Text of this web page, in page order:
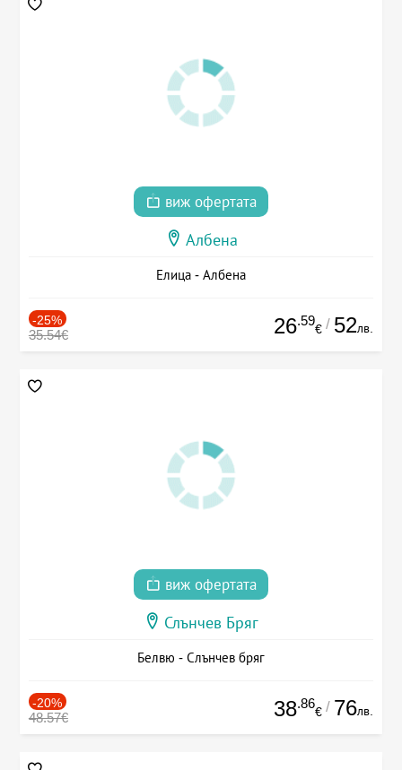
виж офертата
Албена
Елица - Албена
-25%
35.54€ 26.59
€ / 52лв.
виж офертата
Слънчев Бряг
Белвю - Слънчев бряг
-20%
48.57€ 38.86
€ / 76лв.